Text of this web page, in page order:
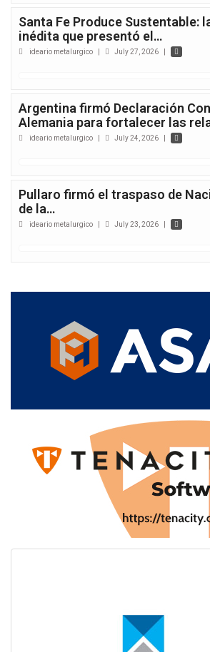
Santa Fe Produce Sustentable:
inédita que presentó el…
ideario metalurgico July 27, 2026
Argentina firmó Declaración
Alemania para fortalecer las
ideario metalurgico July 24, 2026
Pullaro firmó el traspaso de
de la…
ideario metalurgico July 23, 2026